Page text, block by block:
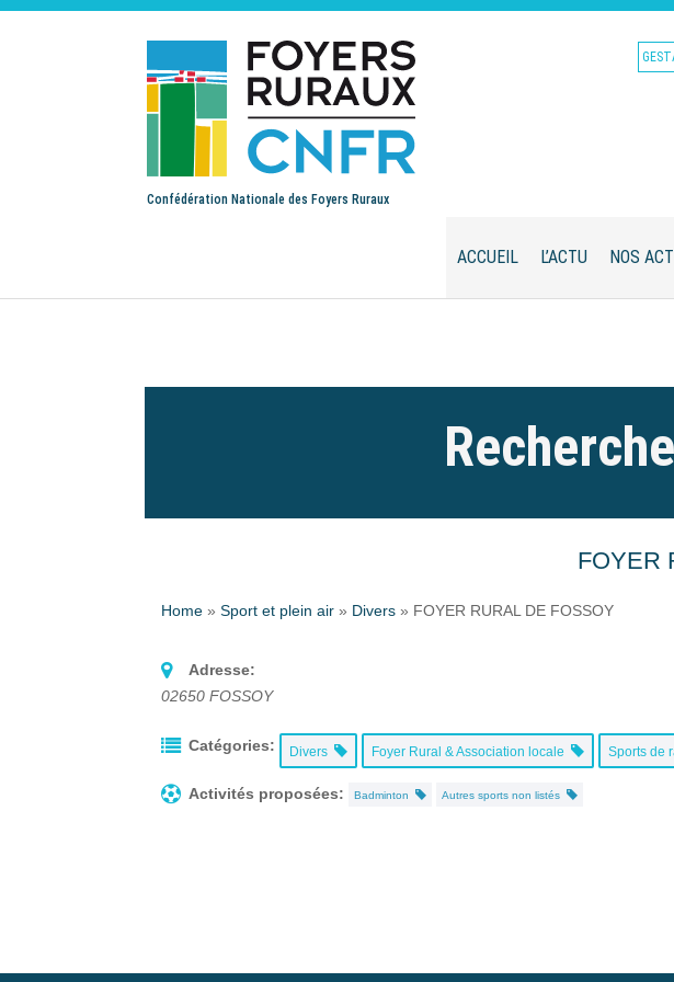
Confédération Nationale des Foyers Ruraux
ACCUEIL L’ACTU NOS
FOYER
Home » Sport et plein air » Divers » FOYER RURAL DE FOSSOY
Adresse:
02650 FOSSOY
Catégories: Divers Foyer Rural & Association locale Sports de
Activités proposées: Badminton Autres sports non listés